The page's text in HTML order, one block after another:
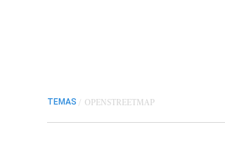
TEMAS / OPENSTREETMAP